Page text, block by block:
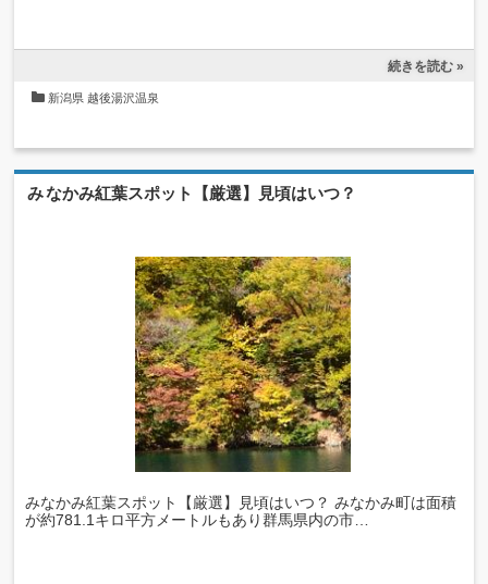
続きを読む »
新潟県 越後湯沢温泉
みなかみ紅葉スポット【厳選】見頃はいつ？
みなかみ紅葉スポット【厳選】見頃はいつ？ みなかみ町は面積
が約781.1キロ平方メートルもあり群馬県内の市…